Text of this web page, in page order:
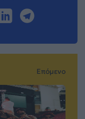
Επόμενο